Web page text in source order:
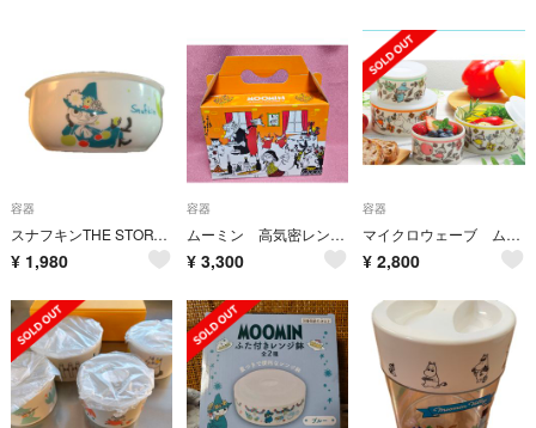
容器
スナフキンTHE STORY OF MOOMINVALLEY レンジキャニスター
¥ 1,980
容器
ムーミン 高気密レンジ容器4個セット
¥ 3,300
容器
マイクロウェーブ ムーミン フードストッカー４Pセット （サイズS/サイズM）
¥ 2,800